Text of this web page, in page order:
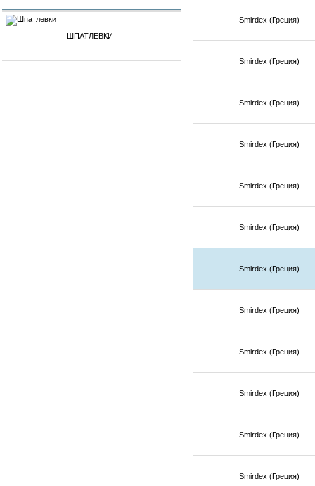
ШПАТЛЕВКИ
Smirdex (Греция)
Smirdex (Греция)
Smirdex (Греция)
Smirdex (Греция)
Smirdex (Греция)
Smirdex (Греция)
Smirdex (Греция)
Smirdex (Греция)
Smirdex (Греция)
Smirdex (Греция)
Smirdex (Греция)
Smirdex (Греция)